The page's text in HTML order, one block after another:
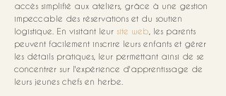
accès simplifié aux ateliers, grâce à une gestion
impeccable des réservations et du soutien
logistique. En visitant leur site web , les parents
peuvent facilement inscrire leurs enfants et gérer
les détails pratiques, leur permettant ainsi de se
concentrer sur l'expérience d'apprentissage de
leurs jeunes chefs en herbe.